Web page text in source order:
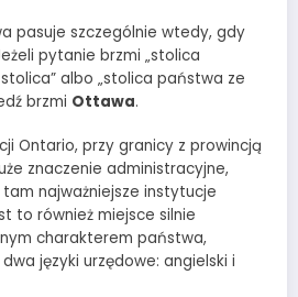
pasuje szczególnie wtedy, gdy
pytanie brzmi „stolica
albo „stolica państwa ze
brzmi Ottawa.
Ontario, przy granicy z prowincją
znaczenie administracyjne,
najważniejsze instytucje
to również miejsce silnie
charakterem państwa,
języki urzędowe: angielski i